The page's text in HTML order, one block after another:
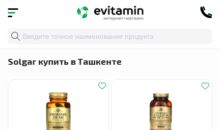
Главная
Solgar купить в Ташкенте